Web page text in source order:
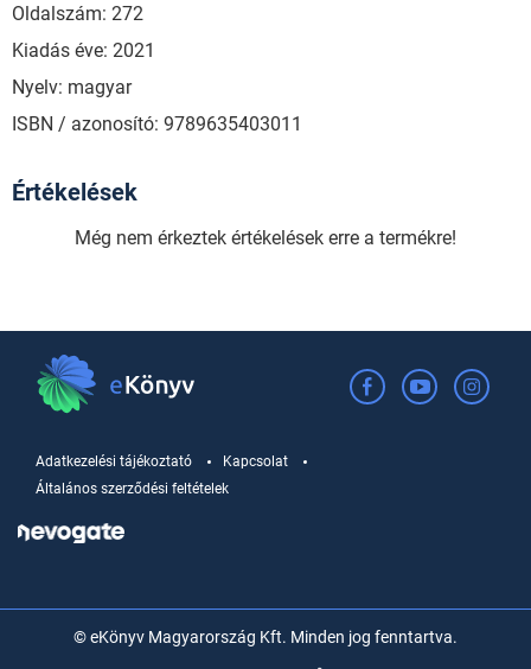
Oldalszám: 272
Kiadás éve: 2021
Nyelv: magyar
ISBN / azonosító: 9789635403011
Értékelések
Még nem érkeztek értékelések erre a termékre!
Adatkezelési tájékoztató
Kapcsolat
Általános szerződési feltételek
© eKönyv Magyarország Kft. Minden jog fenntartva.